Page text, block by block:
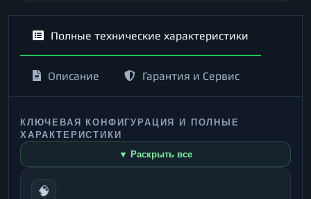
Полные технические характеристики
Описание Гарантия и Сервис
КЛЮЧЕВАЯ КОНФИГУРАЦИЯ И ПОЛНЫЕ
ХАРАКТЕРИСТИКИ
▼ Раскрыть все
🧠